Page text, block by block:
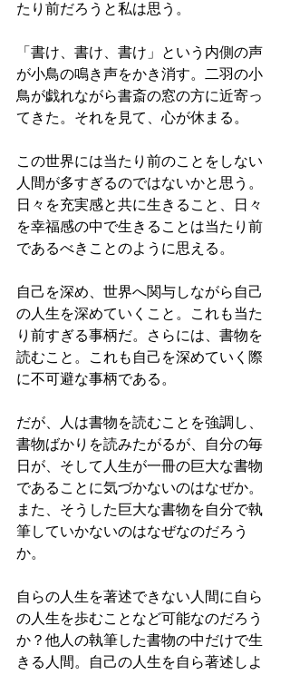
たり前だろうと私は思う。
「書け、書け、書け」という内側の声
が小鳥の鳴き声をかき消す。二羽の小
鳥が戯れながら書斎の窓の方に近寄っ
てきた。それを見て、心が休まる。
この世界には当たり前のことをしない
人間が多すぎるのではないかと思う。
日々を充実感と共に生きること、日々
を幸福感の中で生きることは当たり前
であるべきことのように思える。
自己を深め、世界へ関与しながら自己
の人生を深めていくこと。これも当た
り前すぎる事柄だ。さらには、書物を
読むこと。これも自己を深めていく際
に不可避な事柄である。
だが、人は書物を読むことを強調し、
書物ばかりを読みたがるが、自分の毎
日が、そして人生が一冊の巨大な書物
であることに気づかないのはなぜか。
また、そうした巨大な書物を自分で執
筆していかないのはなぜなのだろう
か。
自らの人生を著述できない人間に自ら
の人生を歩むことなど可能なのだろう
か？他人の執筆した書物の中だけで生
きる人間。自己の人生を自ら著述しよ